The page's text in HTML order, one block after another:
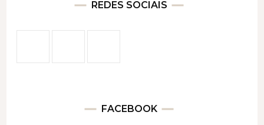
REDES SOCIAIS
FACEBOOK